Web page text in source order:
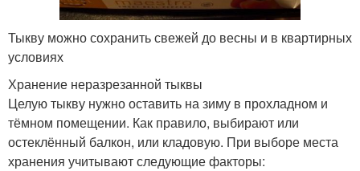
Тыкву можно сохранить свежей до весны и в квартирных
условиях
Хранение неразрезанной тыквы
Целую тыкву нужно оставить на зиму в прохладном и
тёмном помещении. Как правило, выбирают или
остеклённый балкон, или кладовую. При выборе места
хранения учитывают следующие факторы: